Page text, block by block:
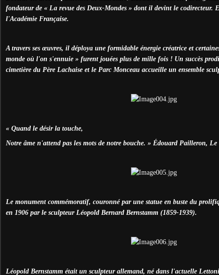
fondateur de « La revue des Deux-Mondes » dont il devint le codirecteur.
l'Académie Française.
A travers ses œuvres, il déploya une formidable énergie créatrice et
monde où l'on s'ennuie » furent jouées plus de mille fois ! Un succès
cimetière du Père Lachaise et le Parc Monceau accueille un ensemble
« Quand le désir la touche,
Notre âme n'attend pas les mots de notre bouche. » Édouard Pailleron, Le
Le monument commémoratif, couronné par une statue en buste du
en 1906 par le sculpteur Léopold Bernard Bernstamm (1859-1939).
Léopold Bernstamm était un sculpteur allemand, né dans l'actuelle